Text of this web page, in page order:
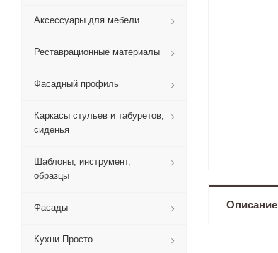
Описание
Аксессуары для мебели
Реставрационные материалы
Фасадный профиль
Каркасы стульев и табуретов,
сиденья
Шаблоны, инструмент,
образцы
Фасады
Кухни Просто